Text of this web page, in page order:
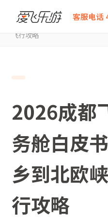
客服电话
爱飞乐游
2026成都飞奥斯陆商务舱白皮
飞行攻略
2026成都
务舱白皮
乡到北欧
行攻略